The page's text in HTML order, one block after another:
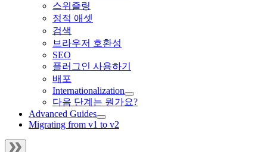
스위즐링
정적 애셋
검색
브라우저 호환성
SEO
플러그인 사용하기
배포
Internationalization
다음 단계는 뭔가요?
Advanced Guides
Migrating from v1 to v2